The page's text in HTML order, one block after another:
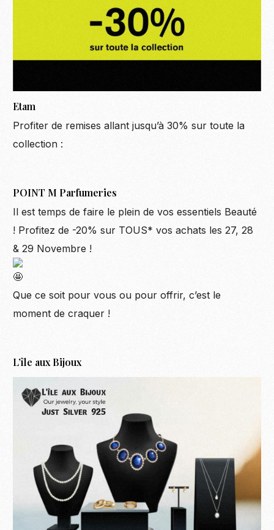
Etam
Profiter de remises allant jusqu’à 30% sur toute la
collection :
POINT M Parfumeries
Il est temps de faire le plein de vos essentiels Beauté
! Profitez de -20% sur TOUS* vos achats les 27, 28
& 29 Novembre !
Que ce soit pour vous ou pour offrir, c’est le
moment de craquer !
L’île aux Bijoux